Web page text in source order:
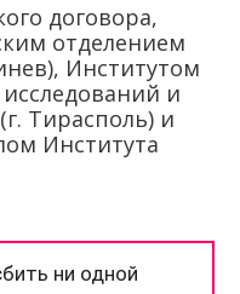
договора,
отделением
Институтом
и
Тирасполь) и
Института